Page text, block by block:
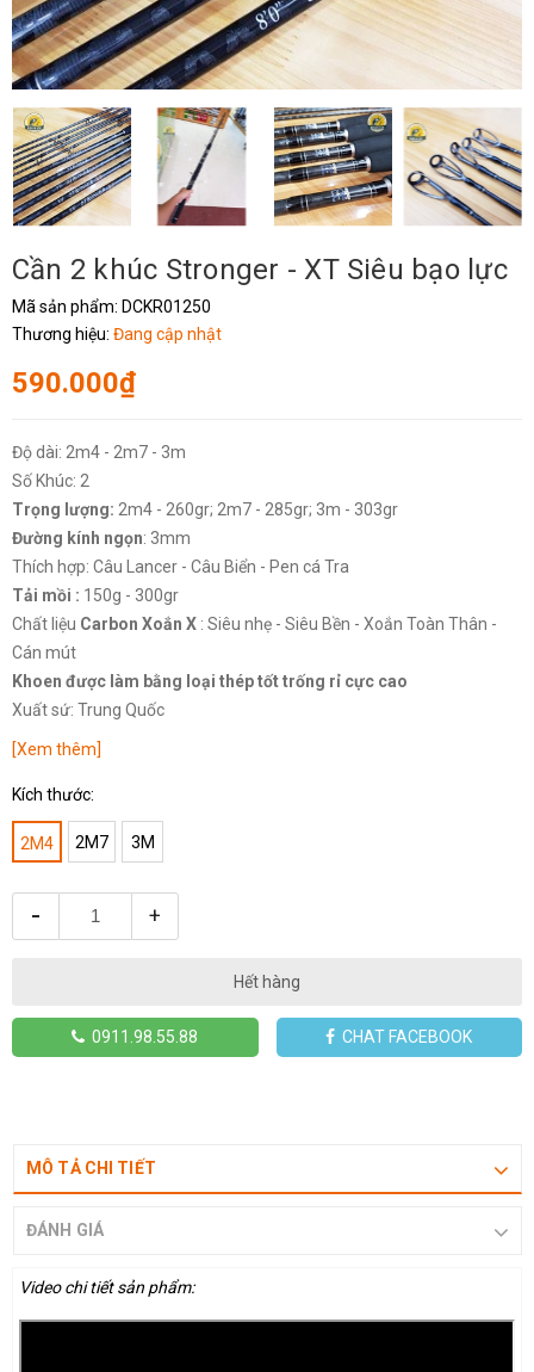
Cần 2 khúc Stronger - XT Siêu bạo lực
Mã sản phẩm: DCKR01250
Thương hiệu: Đang cập nhật
590.000₫
Độ dài: 2m4 - 2m7 - 3m
Số Khúc: 2
Trọng lượng: 2m4 - 260gr; 2m7 - 285gr; 3m - 303gr
Đường kính ngọn: 3mm
Thích hợp: Câu Lancer - Câu Biển - Pen cá Tra
Tải mồi : 150g - 300gr
Chất liệu Carbon Xoắn X : Siêu nhẹ - Siêu Bền - Xoắn Toàn Thân -
Cán mút
Khoen được làm bằng loại thép tốt trống rỉ cực cao
Xuất sứ: Trung Quốc
[Xem thêm]
Kích thước:
2M4 2M7 3M
- +
Hết hàng
0911.98.55.88 CHAT FACEBOOK
MÔ TẢ CHI TIẾT
ĐÁNH GIÁ
Video chi tiết sản phẩm: